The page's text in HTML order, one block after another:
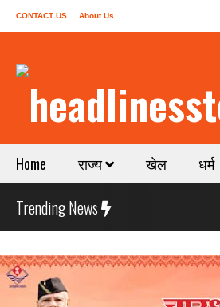
CONTACT US About Us
Home राज्य खेल धर्म
Trending News